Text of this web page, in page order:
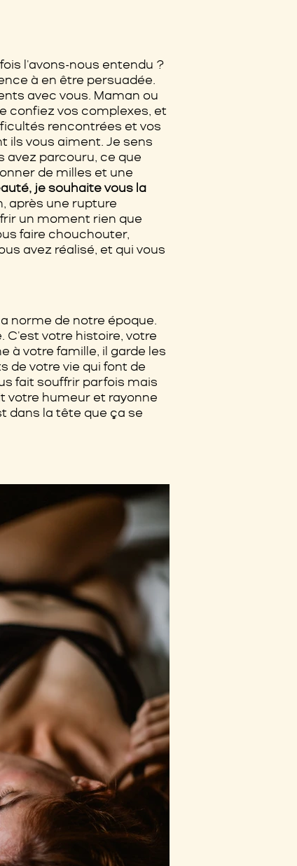
l'avons-nous entendu ?
à en être persuadée.
avec vous. Maman ou
confiez vos complexes, et
rencontrées et vos
ils vous aiment. Je sens
avez parcouru, ce que
de milles et une
je souhaite vous la
après une rupture
un moment rien que
faire chouchouter,
avez réalisé, et qui vous
norme de notre époque.
C'est votre histoire, votre
à votre famille, il garde les
de votre vie qui font de
fait souffrir parfois mais
votre humeur et rayonne
dans la tête que ça se